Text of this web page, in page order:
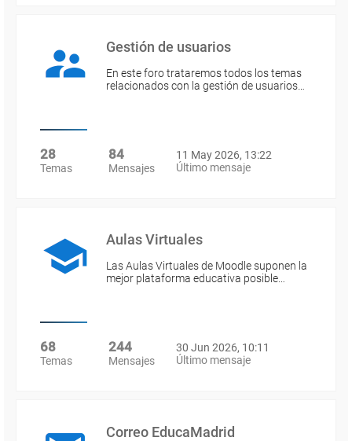
Gestión de usuarios
En este foro trataremos todos los temas
relacionados con la gestión de usuarios…
28
Temas
84
Mensajes
11 May 2026, 13:22
Último mensaje
Aulas Virtuales
Las Aulas Virtuales de Moodle suponen la
mejor plataforma educativa posible…
68
Temas
244
Mensajes
30 Jun 2026, 10:11
Último mensaje
Correo EducaMadrid